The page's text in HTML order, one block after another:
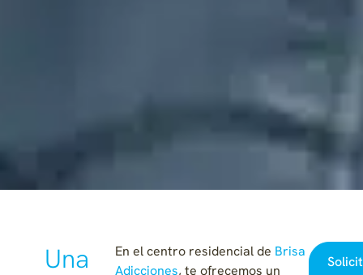
Una
En el centro residencial de Brisa
Adicciones, te ofrecemos un